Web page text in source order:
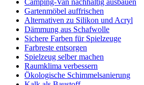
Camping-Van nachhaltig ausbauen
Gartenmöbel auffrischen
Alternativen zu Silikon und Acryl
Dämmung aus Schafwolle
Sichere Farben für Spielzeuge
Farbreste entsorgen
Spielzeug selber machen
Raumklima verbessern
Ökologische Schimmelsanierung